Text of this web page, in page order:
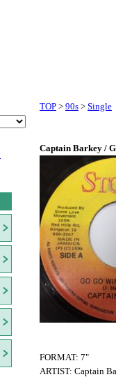
TOP > 90s > Single
Captain Barkey /
FORMAT: 7"
ARTIST: Captain